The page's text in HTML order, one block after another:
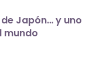
Japón… y uno
mundo